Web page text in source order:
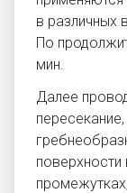
в различных
По
мин.
Далее